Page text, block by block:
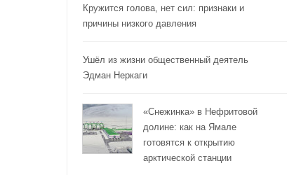
Кружится голова, нет сил: признаки и
причины низкого давления
Ушёл из жизни общественный деятель
Эдман Неркаги
«Снежинка» в Нефритовой
долине: как на Ямале
готовятся к открытию
арктической станции